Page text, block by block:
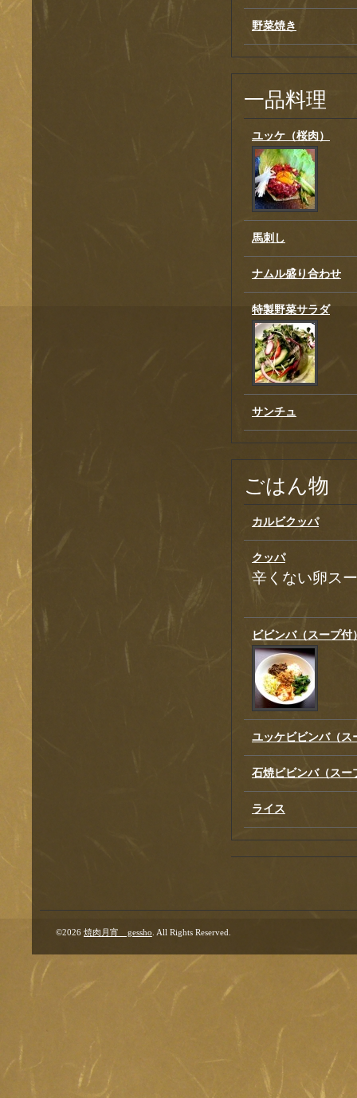
野菜焼き
一品料理
ユッケ（桜肉）
馬刺し
ナムル盛り合わせ
特製野菜サラダ
サンチュ
ごはん物
カルビクッパ
クッパ
辛くない卵ス
ビビンバ（スープ付
ユッケビビンバ（ス
石焼ビビンバ（スー
ライス
©2026 焼肉月宵 gessho . All Rights Reserved.